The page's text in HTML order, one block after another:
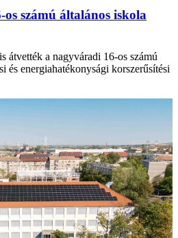
számú általános iskola
átvették a nagyváradi 16-os számú
és energiahatékonysági korszerűsítési